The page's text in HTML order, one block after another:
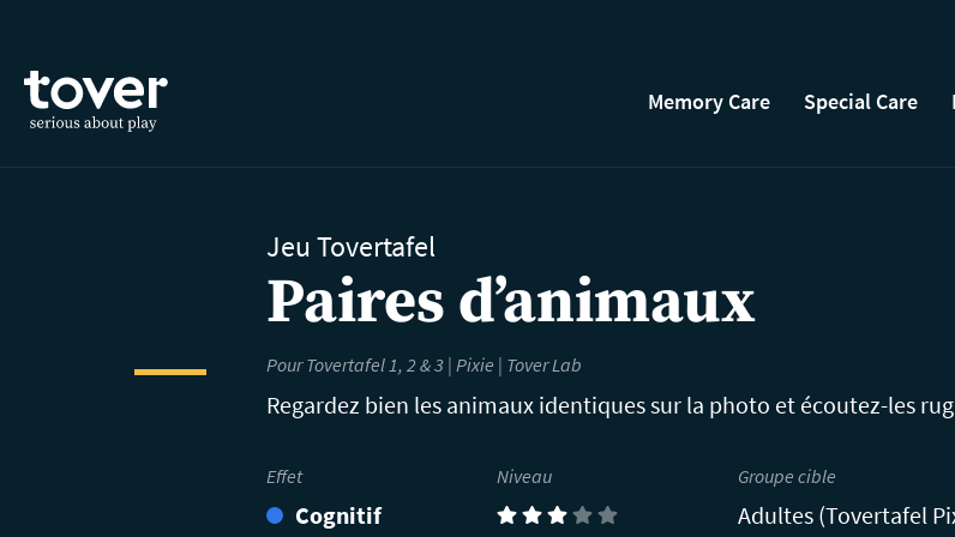
Memory Care Special Care
Jeu Tovertafel
Paires d’animaux
Pour Tovertafel 1, 2 & 3 | Pixie | Tover Lab
Regardez bien les animaux identiques sur la photo et écoutez-les
Effet
Cognitif
Niveau
(3)
Groupe cible
Adultes (Tovertafel